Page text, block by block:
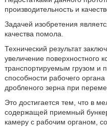
производительность и
Задачей изобретения
качества помола.
Технический результат
увеличение поверхностного
транспортируемым грузом
способности рабочего
дробленого зерна при
Это достигается тем, что в
содержащей приемный
камеру с рабочим органом,